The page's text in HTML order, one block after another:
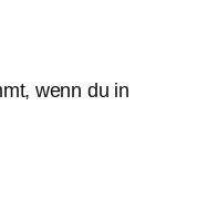
wenn du in